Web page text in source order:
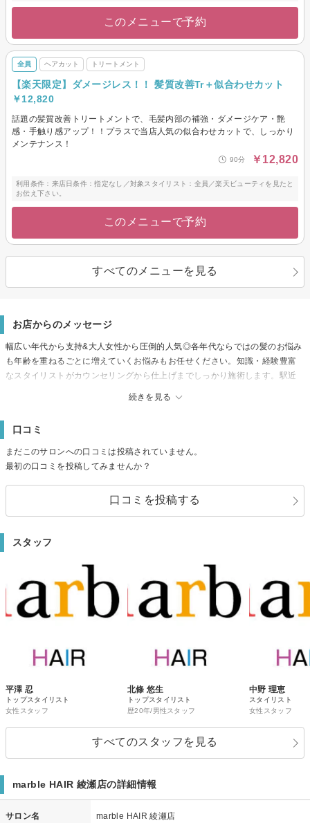
このメニューで予約
全員 ヘアカット トリートメント
【楽天限定】ダメージレス！！ 髪質改善Tr＋似合わせカット
￥12,820
話題の髪質改善トリートメントで、毛髪内部の補強・ダメージケア・艶
感・手触り感アップ！！プラスで当店人気の似合わせカットで、しっかり
メンテナンス！
90分 ￥12,820
利用条件：来店日条件：指定なし／対象スタイリスト：全員／楽天ビューティを見たと
お伝え下さい。
このメニューで予約
すべてのメニューを見る
お店からのメッセージ
続きを見る
幅広い年代から支持&大人女性から圧倒的人気◎各年代ならではの髪のお悩み
も年齢を重ねるごとに増えていくお悩みもお任せください。知識・経験豊富
なスタイリストがカウンセリングから仕上げまでしっかり施術します。駅近
口コミ
まだこのサロンへの口コミは投稿されていません。
最初の口コミを投稿してみませんか？
口コミを投稿する
スタッフ
平澤 忍
トップスタイリスト
女性スタッフ
北條 悠生
トップスタイリスト
歴20年/男性スタッフ
中野 理恵
スタイリスト
女性スタッフ
すべてのスタッフを見る
marble HAIR 綾瀬店の詳細情報
サロン名
marble HAIR 綾瀬店